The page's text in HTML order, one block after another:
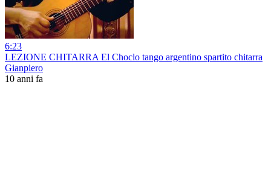
6:23
LEZIONE CHITARRA El Choclo tango argentino spartito chitarra
Gianpiero
10 anni fa